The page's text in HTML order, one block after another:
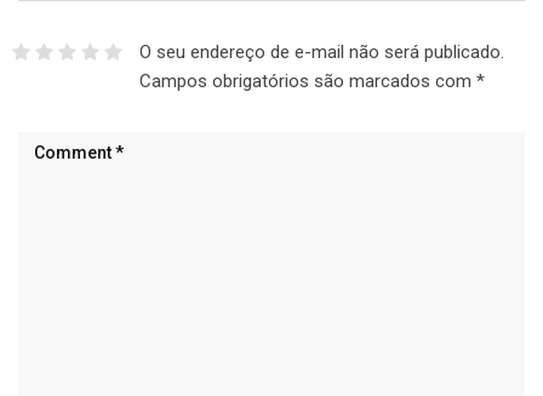
O seu endereço de e-mail não será publicado.
Campos obrigatórios são marcados com *